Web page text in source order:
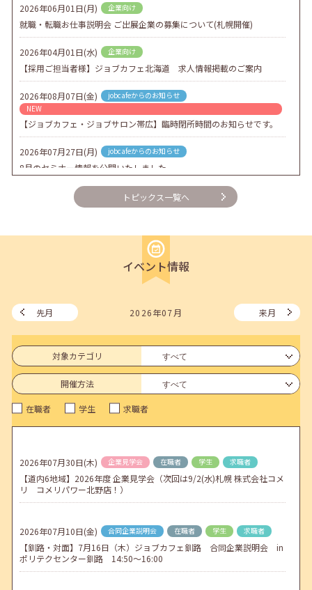
2026年06月01日(月) 企業向け
就職・転職お仕事説明会 ご出展企業の募集について(札幌開催)
2026年04月01日(水) 企業向け
【採用ご担当者様】ジョブカフェ北海道 求人情報掲載のご案内
2026年08月07日(金)
jobcafeからのお知らせ
NEW
【ジョブカフェ・ジョブサロン帯広】臨時閉所時間のお知らせです。
2026年07月27日(月) jobcafeからのお知らせ
8月のセミナー情報を公開いたしました。
2026年07月01日(水) 企業向け
企業様向けセミナー「現場を巻き込む！人事のための『越境人材育
jobcafeからのお知らせ
7月のセミナー情報を公開いたしました。
メールカウンセリング、就職決定報告フォーム復旧いたしました。
2026年05月25日(月) jobcafeからのお知らせ
6月のセミナー情報を公開いたしました。
2026年05月01日(金) jobcafeからのお知らせ
連休前後（ゴールデンウィーク）のメールキャリア・アドバイス対応
についてのお知らせ
2026年04月02日(木) jobcafeからのお知らせ
ゴールデンウィーク期間中のご利用について
トピックス一覧へ
イベント情報
先月 2026年07月 来月
対象カテゴリ
開催方法
在職者 学生 求職者
2026年07月30日(木) 企業見学会 在職者 学生 求職者
【道内6地域】2026年度 企業見学会（次回は9/2(水)札幌 株式会社コメ
リ コメリパワー北野店！）
2026年07月10日(金) 合同企業説明会 在職者 学生 求職者
【釧路・対面】7月16日（木）ジョブカフェ釧路 合同企業説明会 in
ポリテクセンター釧路 14:50～16:00